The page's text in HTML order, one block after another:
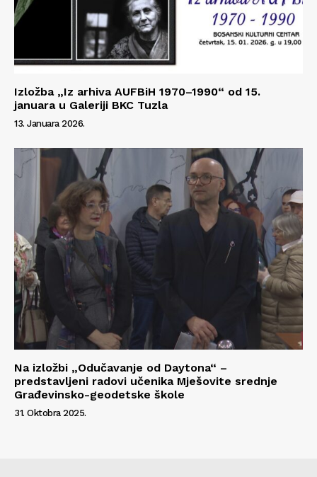
Izložba „Iz arhiva AUFBiH 1970–1990“ od 15.
januara u Galeriji BKC Tuzla
13. Januara 2026.
Na izložbi „Odučavanje od Daytona“ –
predstavljeni radovi učenika Mješovite srednje
Građevinsko-geodetske škole
31. Oktobra 2025.